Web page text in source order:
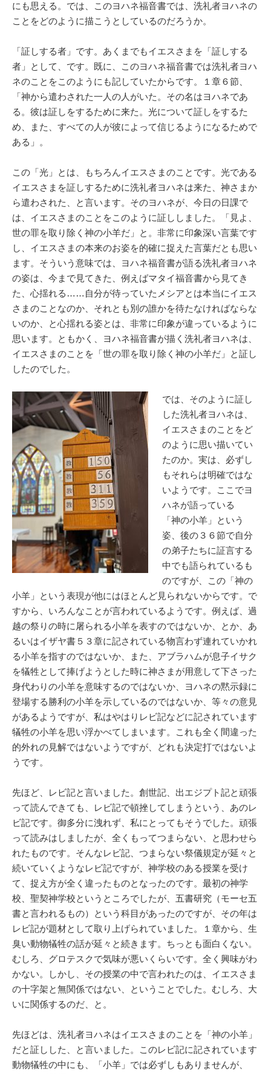
にも思える。では、このヨハネ福音書では、洗礼者ヨハネの
ことをどのように描こうとしているのだろうか。
「証しする者」です。あくまでもイエスさまを「証しする
者」として、です。既に、このヨハネ福音書では洗礼者ヨハ
ネのことをこのようにも記していたからです。１章６節、
「神から遣わされた一人の人がいた。その名はヨハネであ
る。彼は証しをするために来た。光について証しをするた
め、また、すべての人が彼によって信じるようになるためで
ある」。
この「光」とは、もちろんイエスさまのことです。光である
イエスさまを証しするために洗礼者ヨハネは来た、神さまか
ら遣わされた、と言います。そのヨハネが、今日の日課で
は、イエスさまのことをこのように証ししました。「見よ、
世の罪を取り除く神の小羊だ」と。非常に印象深い言葉です
し、イエスさまの本来のお姿を的確に捉えた言葉だとも思い
ます。そういう意味では、ヨハネ福音書が語る洗礼者ヨハネ
の姿は、今まで見てきた、例えばマタイ福音書から見てき
た、心揺れる……自分が待っていたメシアとは本当にイエス
さまのことなのか、それとも別の誰かを待たなければならな
いのか、と心揺れる姿とは、非常に印象が違っているように
思います。ともかく、ヨハネ福音書が描く洗礼者ヨハネは、
イエスさまのことを「世の罪を取り除く神の小羊だ」と証し
したのでした。
では、そのように証し
した洗礼者ヨハネは、
イエスさまのことをど
のように思い描いてい
たのか。実は、必ずし
もそれらは明確ではな
いようです。ここでヨ
ハネが語っている
「神の小羊」という
姿、後の３６節で自分
の弟子たちに証言する
中でも語られているも
のですが、この「神の
小羊」という表現が他にはほとんど見られないからです。で
すから、いろんなことが言われているようです。例えば、過
越の祭りの時に屠られる小羊を表すのではないか、とか、あ
るいはイザヤ書５３章に記されている物言わず連れていかれ
る小羊を指すのではないか、また、アブラハムが息子イサク
を犠牲として捧げようとした時に神さまが用意して下さった
身代わりの小羊を意味するのではないか、ヨハネの黙示録に
登場する勝利の小羊を示しているのではないか、等々の意見
があるようですが、私はやはりレビ記などに記されています
犠牲の小羊を思い浮かべてしまいます。これも全く間違った
的外れの見解ではないようですが、どれも決定打ではないよ
うです。
先ほど、レビ記と言いました。創世記、出エジプト記と頑張
って読んできても、レビ記で頓挫してしまうという、あのレ
ビ記です。御多分に洩れず、私にとってもそうでした。頑張
って読みはしましたが、全くもってつまらない、と思わせら
れたものです。そんなレビ記、つまらない祭儀規定が延々と
続いていくようなレビ記ですが、神学校のある授業を受け
て、捉え方が全く違ったものとなったのです。最初の神学
校、聖契神学校というところでしたが、五書研究（モーセ五
書と言われるもの）という科目があったのですが、その年は
レビ記が題材として取り上げられていました。１章から、生
臭い動物犠牲の話が延々と続きます。ちっとも面白くない。
むしろ、グロテスクで気味が悪いくらいです。全く興味がわ
かない。しかし、その授業の中で言われたのは、イエスさま
の十字架と無関係ではない、ということでした。むしろ、大
いに関係するのだ、と。
先ほどは、洗礼者ヨハネはイエスさまのことを「神の小羊」
だと証しした、と言いました。このレビ記に記されています
動物犠牲の中にも、「小羊」では必ずしもありませんが、